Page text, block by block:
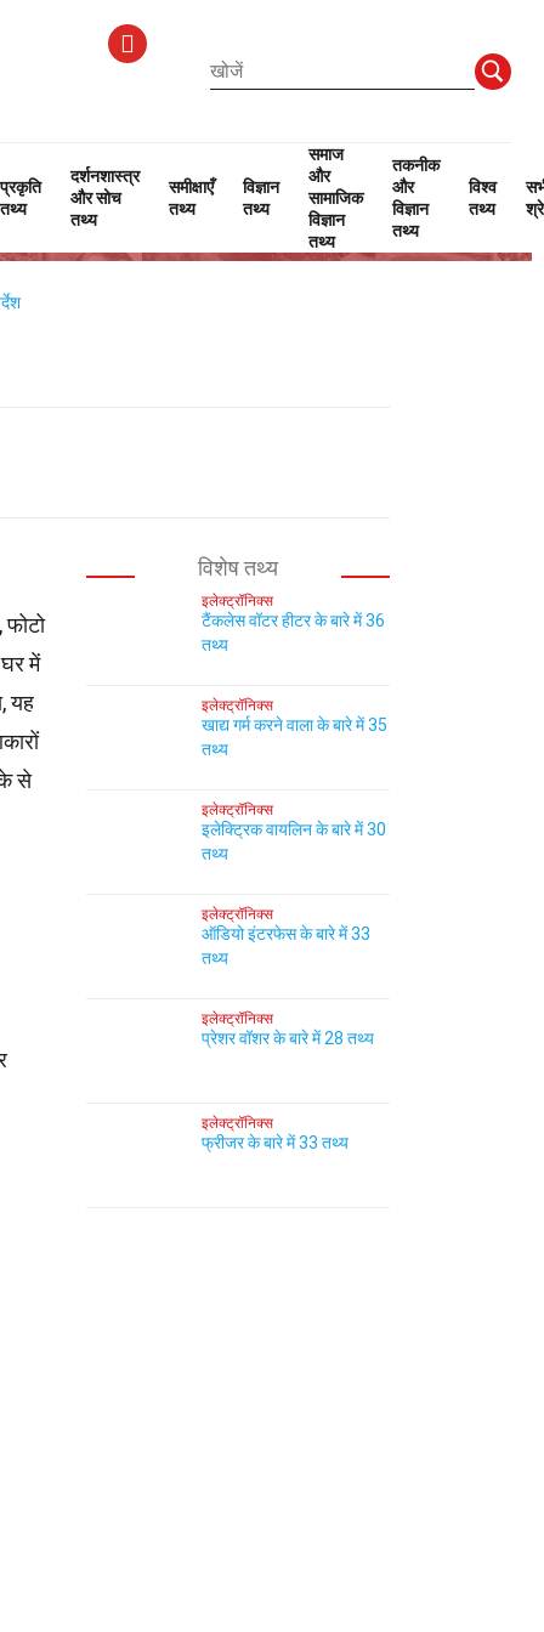
प्रकृति
तथ्य
दर्शनशास्त्र
और सोच
तथ्य
समीक्षाएँ
तथ्य
विज्ञान
तथ्य
समाज
और
सामाजिक
विज्ञान
तथ्य
तकनीक
और
विज्ञान
तथ्य
विश्व
तथ्य
में
यह
से
विशेष तथ्य
इलेक्ट्रॉनिक्स
टैंकलेस वॉटर हीटर के बारे में 36
तथ्य
इलेक्ट्रॉनिक्स
खाद्य गर्म करने वाला के बारे में 35
तथ्य
इलेक्ट्रॉनिक्स
इलेक्ट्रिक वायलिन के बारे में 30
तथ्य
इलेक्ट्रॉनिक्स
ऑडियो इंटरफेस के बारे में 33
तथ्य
इलेक्ट्रॉनिक्स
प्रेशर वॉशर के बारे में 28 तथ्य
इलेक्ट्रॉनिक्स
फ्रीजर के बारे में 33 तथ्य